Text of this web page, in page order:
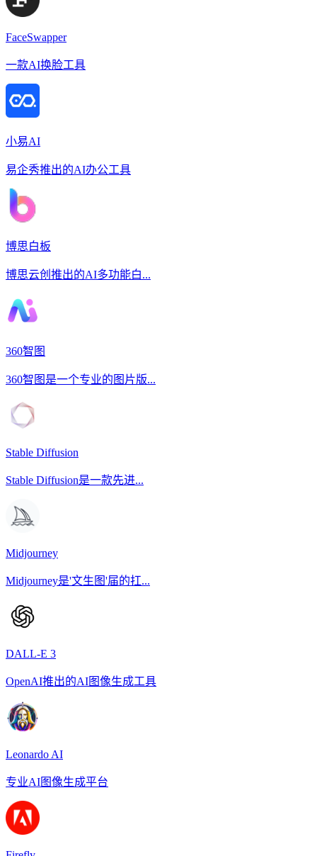
FaceSwapper
一款AI换脸工具
小易AI
易企秀推出的AI办公工具
博思白板
博思云创推出的AI多功能白...
360智图
360智图是一个专业的图片版...
Stable Diffusion
Stable Diffusion是一款先进...
Midjourney
Midjourney是'文生图'届的扛...
DALL-E 3
OpenAI推出的AI图像生成工具
Leonardo AI
专业AI图像生成平台